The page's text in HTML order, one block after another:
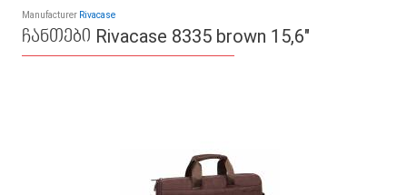
Manufacturer Rivacase
ჩანთები Rivacase 8335 brown 15,6"